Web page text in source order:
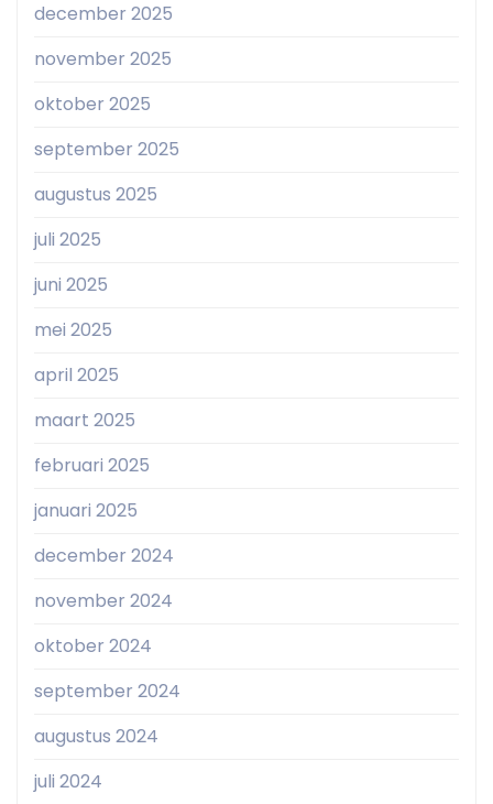
december 2025
november 2025
oktober 2025
september 2025
augustus 2025
juli 2025
juni 2025
mei 2025
april 2025
maart 2025
februari 2025
januari 2025
december 2024
november 2024
oktober 2024
september 2024
augustus 2024
juli 2024